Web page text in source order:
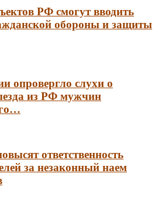
РФ смогут вводить
обороны и защиты
опровергло слухи о
из РФ мужчин
ответственность
за незаконный наем